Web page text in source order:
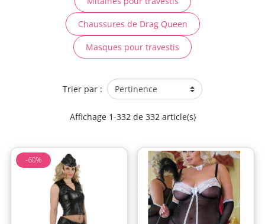
Chaussures de Drag Queen
Masques pour travestis
Trier par :
Affichage 1-332 de 332 article(s)
-60%